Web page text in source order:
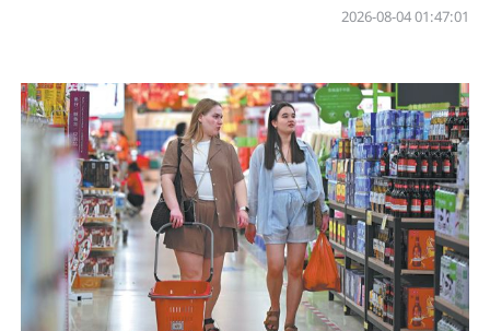
01:47:01 2026-08-04